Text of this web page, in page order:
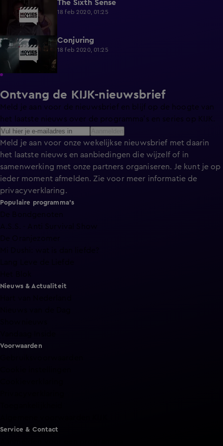
The Sixth Sense
18 feb 2020, 01:25
0:25 Conjuring
18 feb 2020, 01:25
Ontvang de KIJK-nieuwsbrief
Meld je aan voor de nieuwsbrief en blijf op de hoogte van
het laatste nieuws over de programma’s en series op KIJK.
Meld je aan voor onze wekelijkse nieuwsbrief met daarin
het laatste nieuws en aanbiedingen die wijzelf of in
samenwerking met onze partners organiseren. Je kunt je op
ieder moment afmelden. Zie voor meer informatie de
privacyverklaring.
Populaire programma's
De Bondgenoten
A.S.S. - Anti Survival Show
Nieuws & Actualiteit
Voorwaarden
Service & Contact